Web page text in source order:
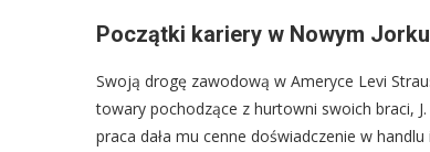
Początki kariery w Nowym Jorku
Swoją drogę zawodową w Ameryce Levi
towary pochodzące z hurtowni swoich braci,
praca dała mu cenne doświadczenie w